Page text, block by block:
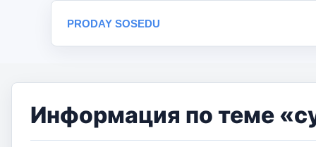
PRODAY SOSEDU
Информация по теме